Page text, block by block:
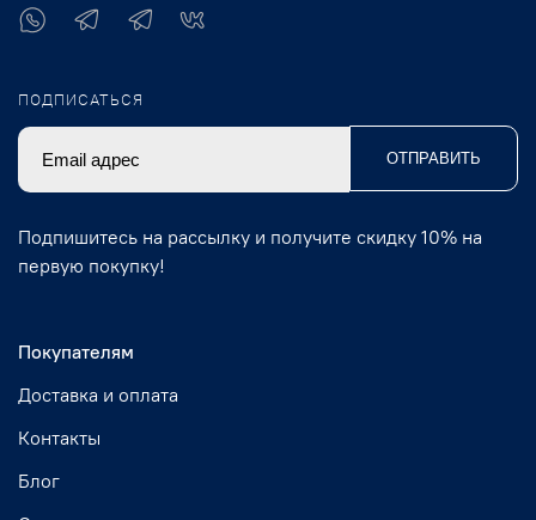
Покупателям
Доставка и оплата
Контакты
Блог
ПОДПИСАТЬСЯ
ОТПРАВИТЬ
Подпишитесь на рассылку и получите скидку 10% на
первую покупку!